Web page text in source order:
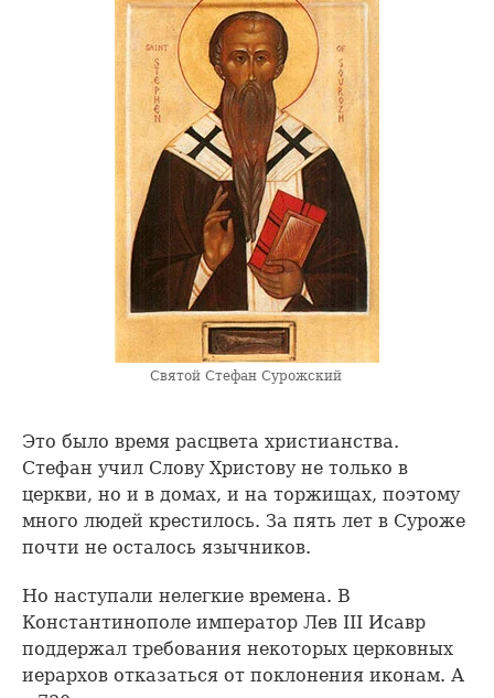
Святой Стефан Сурожский
Это было время расцвета христианства.
Стефан учил Слову Христову не только в
церкви, но и в домах, и на торжищах, поэтому
много людей крестилось. За пять лет в Суроже
почти не осталось язычников.
Но наступали нелегкие времена. В
Константинополе император Лев III Исавр
поддержал требования некоторых церковных
иерархов отказаться от поклонения иконам. А